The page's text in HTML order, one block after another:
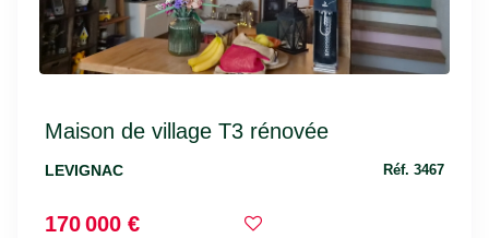
Maison de village T3 rénovée
LEVIGNAC Réf. 3467
170 000 €